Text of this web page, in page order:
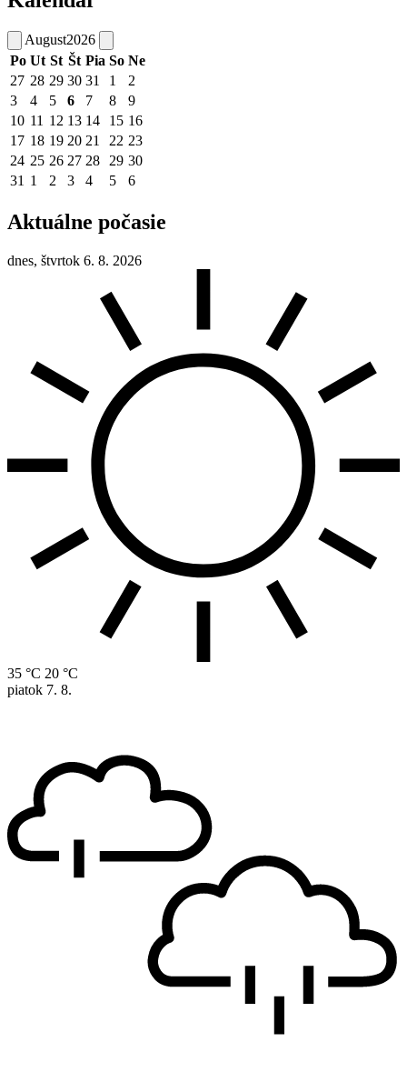
August2026
Po Ut St Št Pia So Ne
27 28 29 30 31 1
2
3
4 5 6 7 8
9
10 11 12 13 14 15 16
17 18 19 20 21 22 23
24 25 26 27 28 29 30
31 1 2 3 4 5 6
Aktuálne počasie
dnes, štvrtok 6. 8. 2026
35 °C 20 °C
piatok 7. 8.